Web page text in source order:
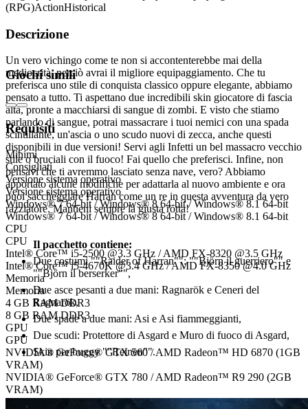
(RPG)ActionHistorical
Descrizione
Un vero vichingo come te non si accontenterebbe mai della
mediocrità, perciò avrai il migliore equipaggiamento. Che tu
preferisca uno stile di conquista classico oppure elegante, abbiamo
pensato a tutto. Ti aspettano due incredibili skin giocatore di fascia
alta, pronte a macchiarsi di sangue di zombi. E visto che stiamo
parlando di sangue, potrai massacrare i tuoi nemici con una spada
scintillante, un'ascia o uno scudo nuovi di zecca, anche questi
disponibili in due versioni! Servi agli Infetti un bel massacro vecchio
stile o bruciali con il fuoco! Fai quello che preferisci. Infine, non
pensavi che ti avremmo lasciato senza nave, vero? Abbiamo
apportato alcune modifiche per adattarla al nuovo ambiente e ora
puoi saccheggiare Harran come un re in questa avventura da vero
razziatore. Mantieni sempre la giusta rotta!
Il pacchetto contiene:
Due costumi ""Raider of Harran"": ""Björn il guerriero"" e
""Björn il berserker"",
Due asce pesanti a due mani: Ragnarök e Ceneri del
Ragnarök,
Due spade a due mani: Asi e Asi fiammeggianti,
Due scudi: Protettore di Asgard e Muro di fuoco di Asgard,
Skin per buggy ""Reinen"".
Giochi simili
Requisiti
Minimi
Consigliati
Versione sistema operativo
Versione sistema operativo
Windows® 7 64-bit / Windows® 8 64-bit / Windows® 8.1 64-bit
Windows® 7 64-bit / Windows® 8 64-bit / Windows® 8.1 64-bit
CPU
CPU
Intel® Core™ i5-2500 @3.3 GHz / AMD FX-8320 @3.5 GHz
Intel® Core™ i5-4670K @3.4 GHz / AMD FX-8350 @4.0 GHz
Memoria
Memoria
4 GB RAM DDR3
8 GB RAM DDR3
GPU
GPU
NVIDIA® GeForce® GTX 560 / AMD Radeon™ HD 6870 (1GB
VRAM)
NVIDIA® GeForce® GTX 780 / AMD Radeon™ R9 290 (2GB
VRAM)
Archiviazione